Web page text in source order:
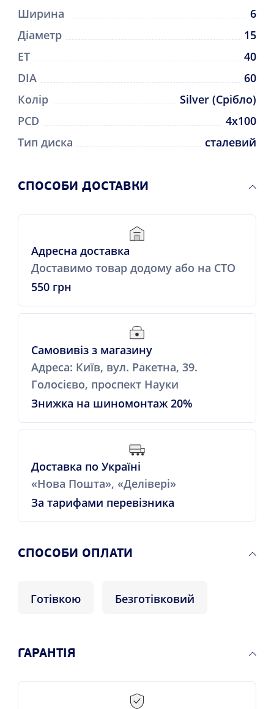
Ширина
6
Діаметр
15
ET
40
DIA
60
Колір
Silver (Срібло)
PCD
4x100
Тип диска
сталевий
СПОСОБИ ДОСТАВКИ
Адресна доставка
Доставимо товар додому або на СТО
550 грн
Самовивіз з магазину
Адреса: Київ, вул. Ракетна, 39.
Голосієво, проспект Науки
Знижка на шиномонтаж 20%
Доставка по Україні
«Нова Пошта», «Делівері»
За тарифами перевізника
СПОСОБИ ОПЛАТИ
Готівкою Безготівковий
ГАРАНТІЯ